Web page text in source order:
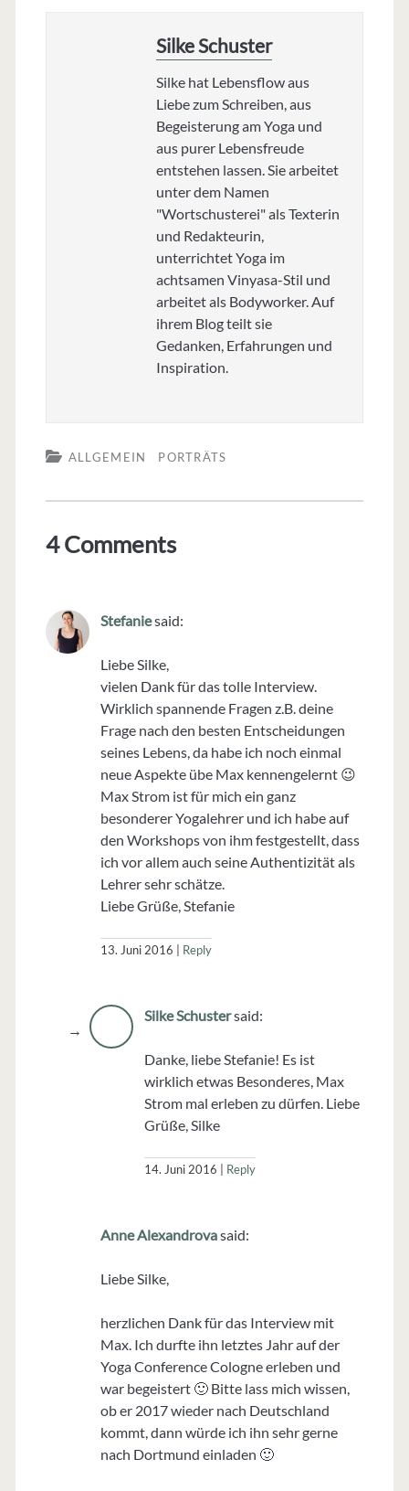
Silke Schuster
Silke hat Lebensflow aus
Liebe zum Schreiben, aus
Begeisterung am Yoga und
aus purer Lebensfreude
entstehen lassen. Sie arbeitet
unter dem Namen
"Wortschusterei" als Texterin
und Redakteurin,
unterrichtet Yoga im
achtsamen Vinyasa-Stil und
arbeitet als Bodyworker. Auf
ihrem Blog teilt sie
Gedanken, Erfahrungen und
Inspiration.
ALLGEMEIN PORTRÄTS
4 Comments
Stefaniesaid:
Liebe Silke,
vielen Dank für das tolle Interview.
Wirklich spannende Fragen z.B. deine
Frage nach den besten Entscheidungen
seines Lebens, da habe ich noch einmal
neue Aspekte übe Max kennengelernt 😉
Max Strom ist für mich ein ganz
besonderer Yogalehrer und ich habe auf
den Workshops von ihm festgestellt, dass
ich vor allem auch seine Authentizität als
Lehrer sehr schätze.
Liebe Grüße, Stefanie
13. Juni 2016 Reply
Silke Schustersaid:
Danke, liebe Stefanie! Es ist
wirklich etwas Besonderes, Max
Strom mal erleben zu dürfen. Liebe
Grüße, Silke
14. Juni 2016 Reply
Anne Alexandrovasaid:
Liebe Silke,
herzlichen Dank für das Interview mit
Max. Ich durfte ihn letztes Jahr auf der
Yoga Conference Cologne erleben und
war begeistert 🙂 Bitte lass mich wissen,
ob er 2017 wieder nach Deutschland
kommt, dann würde ich ihn sehr gerne
nach Dortmund einladen 🙂